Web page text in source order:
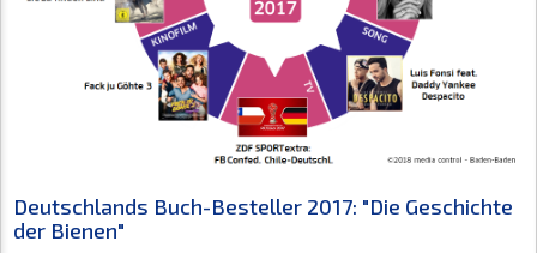
Deutschlands Buch-Besteller 2017: "Die Geschichte
der Bienen"